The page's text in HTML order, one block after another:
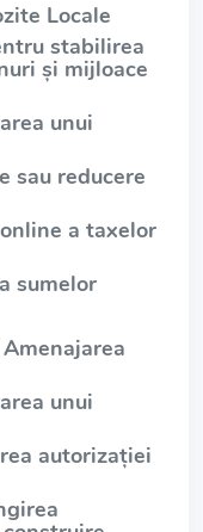
Locale
stabilirea
și mijloace
unui
sau reducere
a taxelor
sumelor
unui
autorizației